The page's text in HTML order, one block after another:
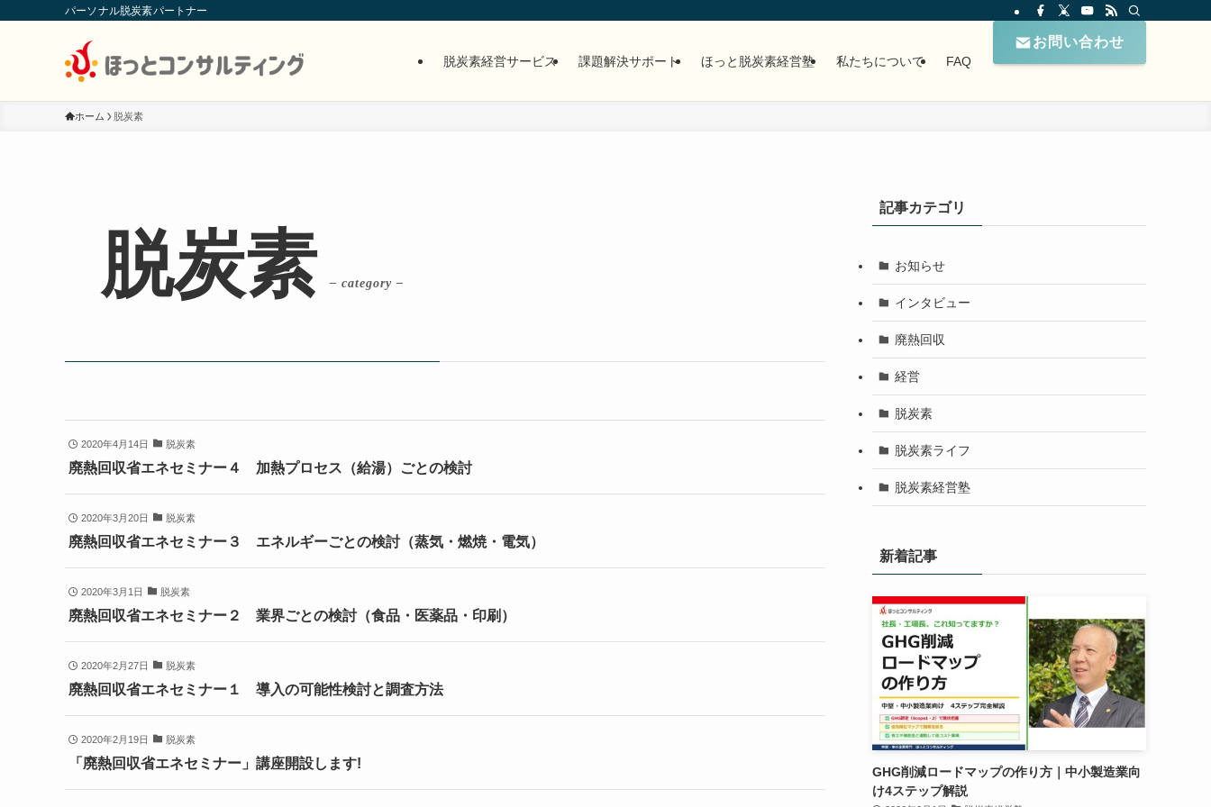
パーソナル脱炭素パートナー
脱炭素経営サービス 課題解決サポート ほっと脱炭素経営塾 私たちについて FAQ
お問い合わせ
ホーム 脱炭素
脱炭素 – category –
2020年4月14日 脱炭素
廃熱回収省エネセミナー４ 加熱プロセス（給湯）ごとの検討
2020年3月20日 脱炭素
廃熱回収省エネセミナー３ エネルギーごとの検討（蒸気・燃焼・電気）
2020年3月1日 脱炭素
廃熱回収省エネセミナー２ 業界ごとの検討（食品・医薬品・印刷）
2020年2月27日 脱炭素
廃熱回収省エネセミナー１ 導入の可能性検討と調査方法
2020年2月19日 脱炭素
「廃熱回収省エネセミナー」講座開設します!
記事カテゴリ
お知らせ
インタビュー
廃熱回収
経営
脱炭素
脱炭素ライフ
脱炭素経営塾
新着記事
GHG削減ロードマップの作り方｜中小製造業向
け4ステップ解説